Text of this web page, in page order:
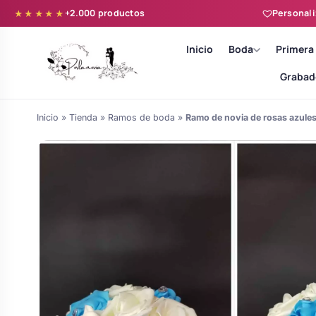
★★★★★+2.000 productos
Inicio Boda
Batas de comunión personalizadas
para niña
Inicio » Tienda » Ramos de boda » Ramo de novia de rosas